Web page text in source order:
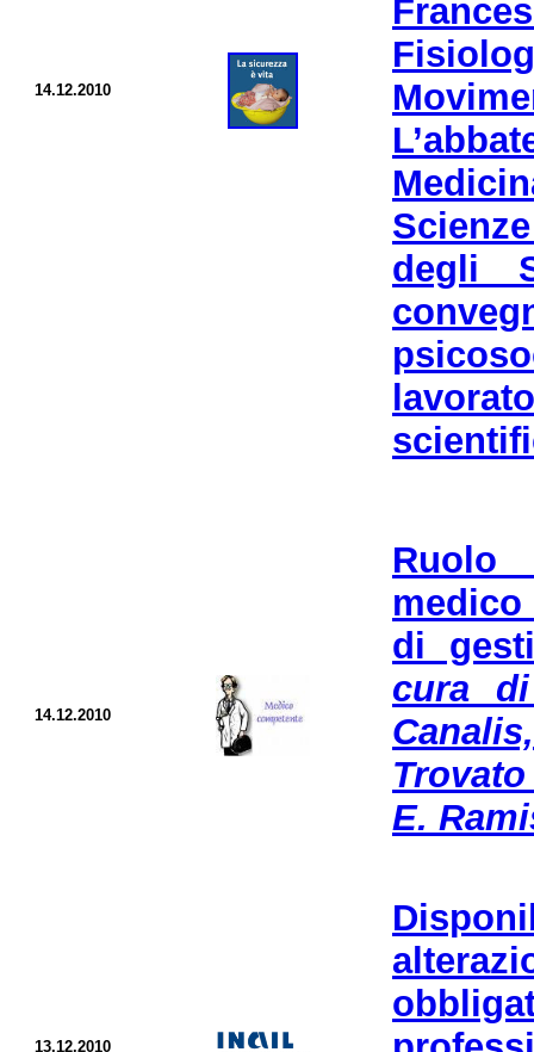
14.12.2010
degli
14.12.2010
Ruolo
medico
di
cura
E.
13.12.2010